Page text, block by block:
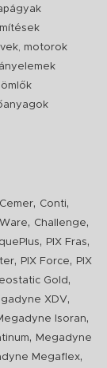
motorok
Cemer, Conti,
, Challenge,
, PIX Fras,
, PIX Force,
PIX
Gold ,
XDV,
Isoran,
,
Megadyne
Megaflex,